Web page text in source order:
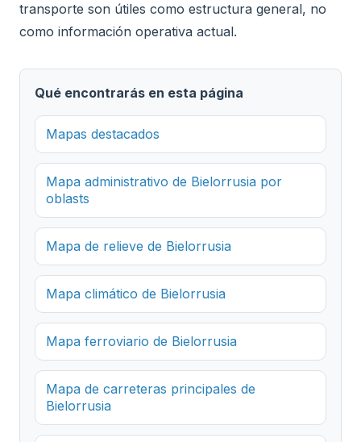
transporte son útiles como estructura general, no
como información operativa actual.
Qué encontrarás en esta página
Mapas destacados
Mapa administrativo de Bielorrusia por
oblasts
Mapa de relieve de Bielorrusia
Mapa climático de Bielorrusia
Mapa ferroviario de Bielorrusia
Mapa de carreteras principales de
Bielorrusia